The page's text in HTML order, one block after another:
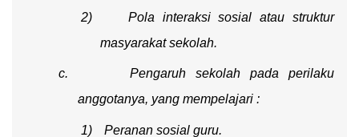
2)
Pola interaksi sosial atau struktur
masyarakat sekolah.
c.
Pengaruh sekolah pada perilaku
anggotanya, yang mempelajari :
1) Peranan sosial guru.